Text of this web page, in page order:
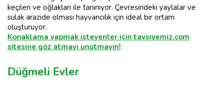
keçileri ve oğlakları ile tanınıyor. Çevresindeki yaylalar ve
sulak arazide olması hayvancılık için ideal bir ortam
oluşturuyor.
Konaklama yapmak isteyenler için tavsiyemiz.com
sitesine göz atmayı unutmayın!
Düğmeli Evler